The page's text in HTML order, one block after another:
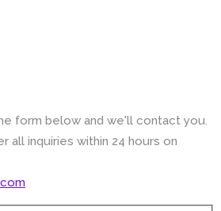
form below and we'll contact you.
all inquiries within 24 hours on